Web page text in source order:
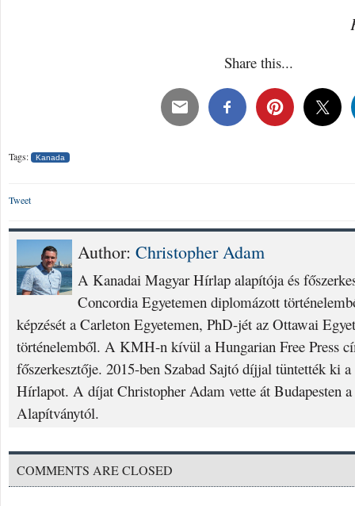
Share this...
Tags: Kanada
Tweet
Author: Christopher Adam
A Kanadai Magyar Hírlap alapítója és
Concordia Egyetemen diplomázott
képzését a Carleton Egyetemen, PhD-jét az Ottawai
történelemből. A KMH-n kívül a Hungarian Free Press
főszerkesztője. 2015-ben Szabad Sajtó díjjal tüntették ki
Hírlapot. A díjat Christopher Adam vette át Budapesten a
Alapítványtól.
COMMENTS ARE CLOSED